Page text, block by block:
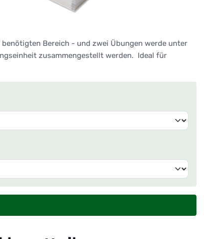
Bereich - und zwei Übungen werde unter
zusammengestellt werden. Ideal für